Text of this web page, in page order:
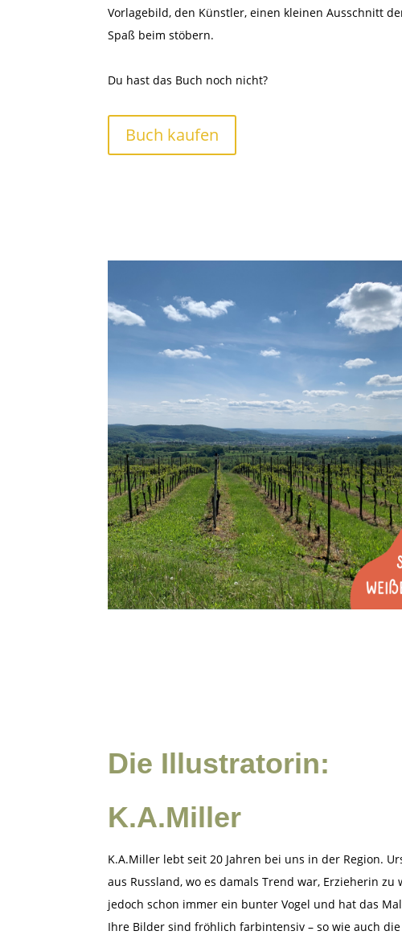
Vorlagebild, den Künstler, einen kleinen Ausschnitt
Spaß beim stöbern.
Du hast das Buch noch nicht?
Buch kaufen
Die Illustratorin:
K.A.Miller
K.A.Miller lebt seit 20 Jahren bei uns in der Region.
aus Russland, wo es damals Trend war, Erzieherin zu
jedoch schon immer ein bunter Vogel und hat das
Ihre Bilder sind fröhlich farbintensiv – so wie auch